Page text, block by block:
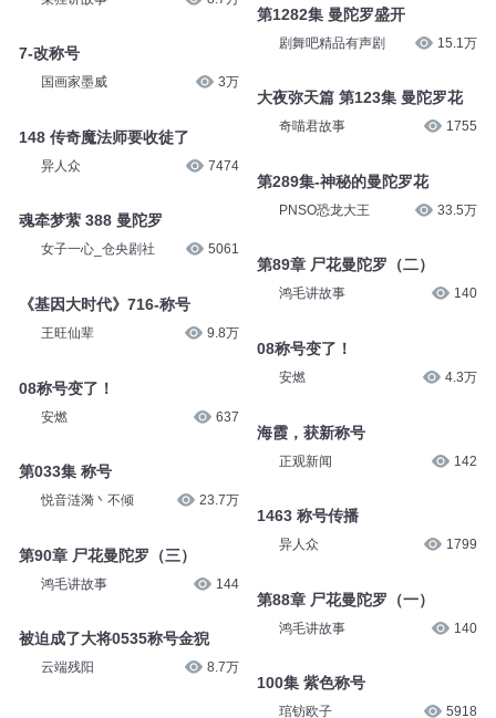
7-改称号
国画家墨威 3万
148 传奇魔法师要收徒了
异人众 7474
魂牵梦萦 388 曼陀罗
女子一心_仓央剧社 5061
《基因大时代》716-称号
王旺仙辈 9.8万
08称号变了！
安燃 637
第033集 称号
悦音涟漪丶不倾 23.7万
第90章 尸花曼陀罗（三）
鸿毛讲故事 144
被迫成了大将0535称号金猊
云端残阳 8.7万
第1282集 曼陀罗盛开
剧舞吧精品有声剧 15.1万
大夜弥天篇 第123集 曼陀罗花
奇喵君故事 1755
第289集-神秘的曼陀罗花
PNSO恐龙大王 33.5万
第89章 尸花曼陀罗（二）
鸿毛讲故事 140
08称号变了！
安燃 4.3万
海霞，获新称号
正观新闻 142
1463 称号传播
异人众 1799
第88章 尸花曼陀罗（一）
鸿毛讲故事 140
100集 紫色称号
琯钫欧子 5918